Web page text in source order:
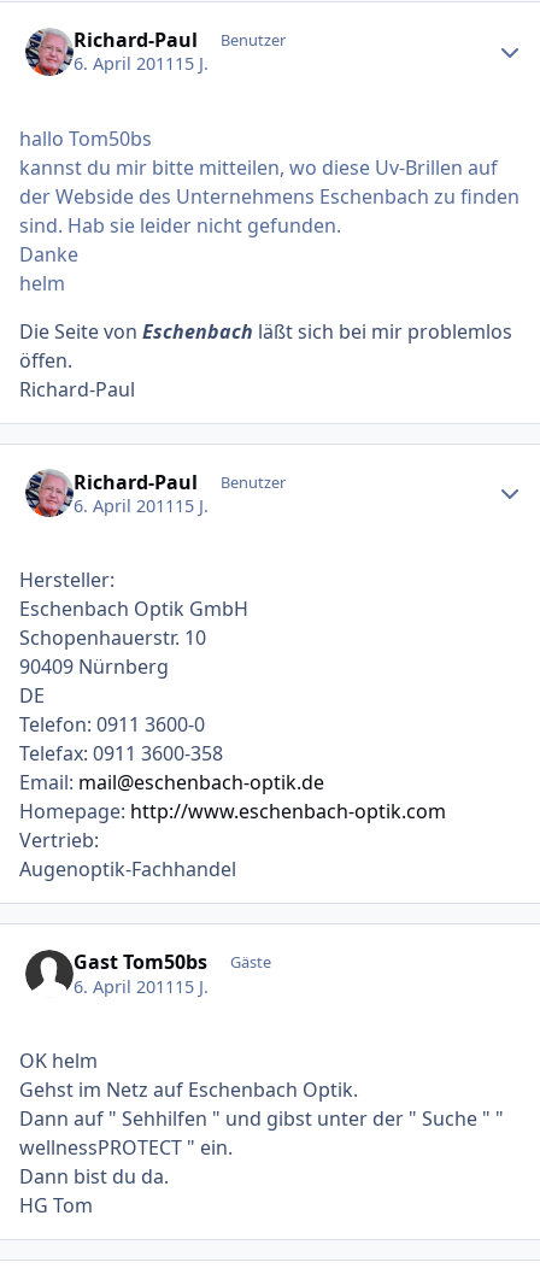
Richard-Paul Benutzer
6. April 2011 15 J.
hallo Tom50bs
kannst du mir bitte mitteilen, wo diese Uv-Brillen auf
der Webside des Unternehmens Eschenbach zu finden
sind. Hab sie leider nicht gefunden.
Danke
helm
Die Seite von Eschenbach läßt sich bei mir problemlos
öffen.
Richard-Paul
Richard-Paul Benutzer
6. April 2011 15 J.
Hersteller:
Eschenbach Optik GmbH
Schopenhauerstr. 10
90409 Nürnberg
DE
Telefon: 0911 3600-0
Telefax: 0911 3600-358
Email: mail@eschenbach-optik.de
Homepage: http://www.eschenbach-optik.com
Vertrieb:
Augenoptik-Fachhandel
Gast Tom50bs Gäste
6. April 2011 15 J.
OK helm
Gehst im Netz auf Eschenbach Optik.
Dann auf " Sehhilfen " und gibst unter der " Suche " "
wellnessPROTECT " ein.
Dann bist du da.
HG Tom